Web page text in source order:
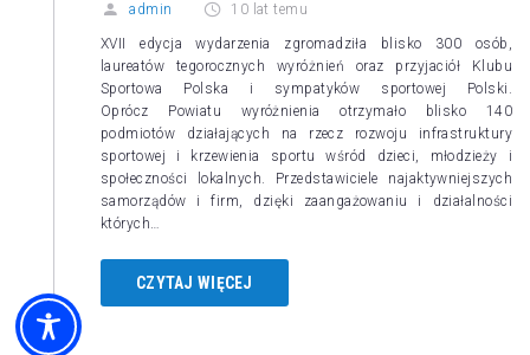
admin 10 lat temu
XVII edycja wydarzenia zgromadziła blisko 300 osób,
laureatów tegorocznych wyróżnień oraz przyjaciół Klubu
Sportowa Polska i sympatyków sportowej Polski.
Oprócz Powiatu wyróżnienia otrzymało blisko 140
podmiotów działających na rzecz rozwoju infrastruktury
sportowej i krzewienia sportu wśród dzieci, młodzieży i
społeczności lokalnych. Przedstawiciele najaktywniejszych
samorządów i firm, dzięki zaangażowaniu i działalności
których…
CZYTAJ WIĘCEJ